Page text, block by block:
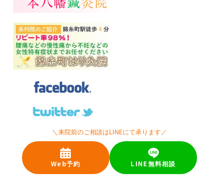
自律神経の改善
＼来院前のご相談はLINEにて承ります／
Web予約 LINE無料相談